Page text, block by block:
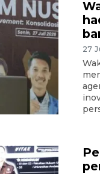
27